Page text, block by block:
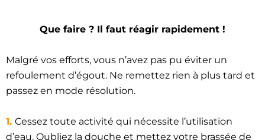
Que faire ? Il faut réagir rapidement !
Malgré vos efforts, vous n’avez pas pu éviter un
refoulement d’égout. Ne remettez rien à plus tard et
passez en mode résolution.
1. Cessez toute activité qui nécessite l’utilisation
d’eau. Oubliez la douche et mettez votre brassée de